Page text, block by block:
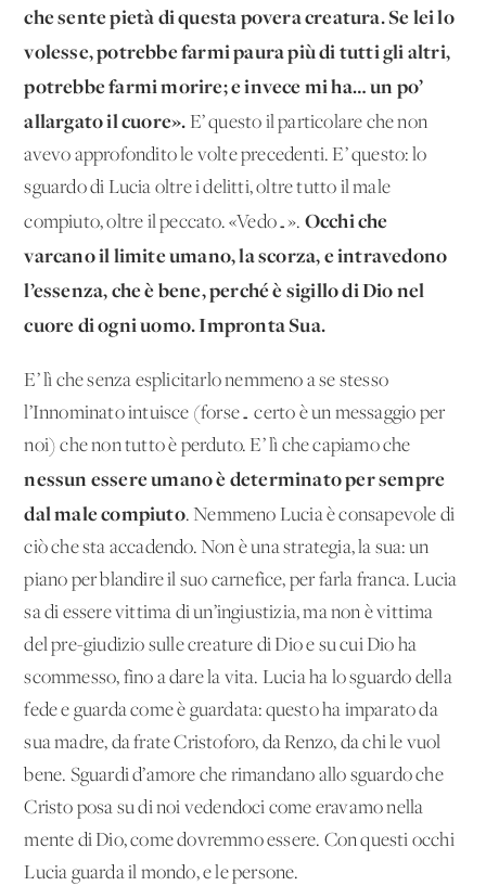
che sente pietà di questa povera creatura. Se lei lo
volesse, potrebbe farmi paura più di tutti gli altri,
potrebbe farmi morire; e invece mi ha… un po’
allargato il cuore». E’ questo il particolare che non
avevo approfondito le volte precedenti. E’ questo: lo
sguardo di Lucia oltre i delitti, oltre tutto il male
compiuto, oltre il peccato. «Vedo…». Occhi che
varcano il limite umano, la scorza, e intravedono
l’essenza, che è bene, perché è sigillo di Dio nel
cuore di ogni uomo. Impronta Sua.
E’ lì che senza esplicitarlo nemmeno a se stesso
l’Innominato intuisce (forse… certo è un messaggio per
noi) che non tutto è perduto. E’ lì che capiamo che
nessun essere umano è determinato per sempre
dal male compiuto. Nemmeno Lucia è consapevole di
ciò che sta accadendo. Non è una strategia, la sua: un
piano per blandire il suo carnefice, per farla franca. Lucia
sa di essere vittima di un’ingiustizia, ma non è vittima
del pre-giudizio sulle creature di Dio e su cui Dio ha
scommesso, fino a dare la vita. Lucia ha lo sguardo della
fede e guarda come è guardata: questo ha imparato da
sua madre, da frate Cristoforo, da Renzo, da chi le vuol
bene. Sguardi d’amore che rimandano allo sguardo che
Cristo posa su di noi vedendoci come eravamo nella
mente di Dio, come dovremmo essere. Con questi occhi
Lucia guarda il mondo, e le persone.